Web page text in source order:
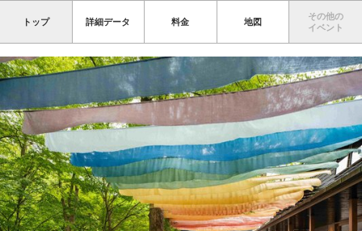
トップ 詳細データ 料金 地図
その他の
イベント